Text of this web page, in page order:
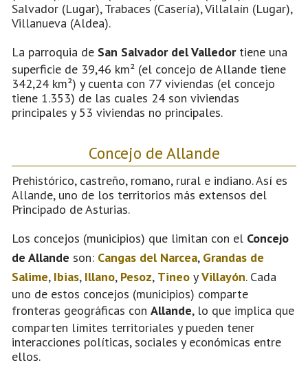
Salvador (Lugar), Trabaces (Casería), Villalaín (Lugar),
Villanueva (Aldea).
La parroquia de San Salvador del Valledortiene una
superficie de 39,46 km² (el concejo de Allande tiene
342,24 km²) y cuenta con 77 viviendas (el concejo
tiene 1.353) de las cuales 24 son viviendas
principales y 53 viviendas no principales.
Concejo de Allande
Prehistórico, castreño, romano, rural e indiano. Así es
Allande, uno de los territorios más extensos del
Principado de Asturias.
Los concejos (municipios) que limitan con el Concejo
de Allande son: Cangas del Narcea, Grandas de
Salime, Ibias, Illano, Pesoz, Tineo yVillayón. Cada
uno de estos concejos (municipios) comparte
fronteras geográficas con Allande, lo que implica que
comparten límites territoriales y pueden tener
interacciones políticas, sociales y económicas entre
ellos.